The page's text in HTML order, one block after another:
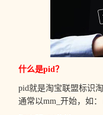
什么是pid？
pid就是淘宝联盟标识
通常以mm_开始，如：